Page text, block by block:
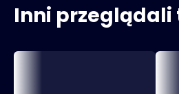
Inni przeglądali